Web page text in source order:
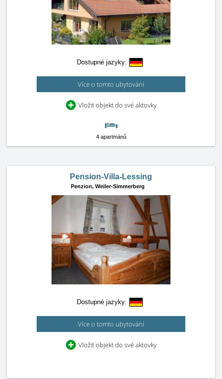
Dostupné jazyky:
Více o tomto ubytování
Vložit objekt do své aktovky
4 apartmánů
Pension-Villa-Lessing
Penzion, Weiler-Simmerberg
Dostupné jazyky:
Více o tomto ubytování
Vložit objekt do své aktovky